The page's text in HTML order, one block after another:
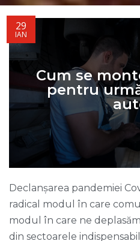
29
IAN
Cum se
pentru
Declanșarea pandemiei
radical modul în care
modul în care ne
din sectoarele